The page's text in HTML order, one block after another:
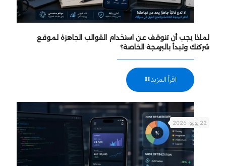
لماذا يجب أن تتوقف عن استخدام القوالب الجاهزة لموقع
شركتك وتبدأ بالبرمجة الخاصة؟
اقرأ المزيد
22 يوليو، 2026